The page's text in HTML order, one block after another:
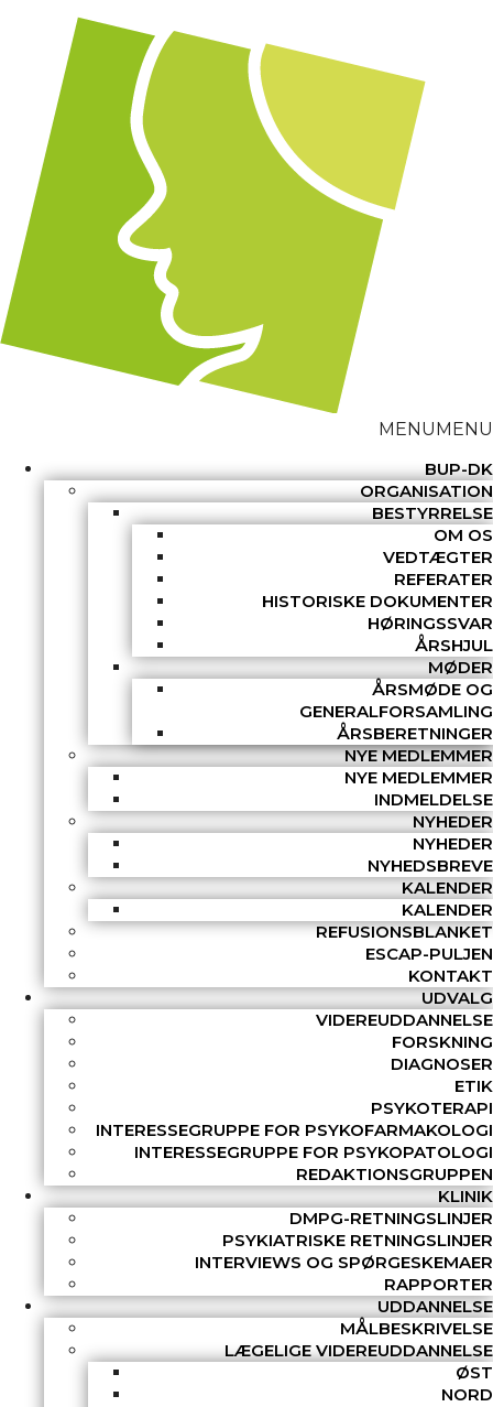
MENUMENU
BUP-DK
ORGANISATION
BESTYRRELSE
OM OS
VEDTÆGTER
REFERATER
HISTORISKE DOKUMENTER
HØRINGSSVAR
ÅRSHJUL
MØDER
ÅRSMØDE OG
GENERALFORSAMLING
ÅRSBERETNINGER
NYE MEDLEMMER
NYE MEDLEMMER
INDMELDELSE
NYHEDER
NYHEDER
NYHEDSBREVE
KALENDER
KALENDER
REFUSIONSBLANKET
ESCAP-PULJEN
KONTAKT
UDVALG
VIDEREUDDANNELSE
FORSKNING
DIAGNOSER
ETIK
PSYKOTERAPI
INTERESSEGRUPPE FOR PSYKOFARMAKOLOGI
INTERESSEGRUPPE FOR PSYKOPATOLOGI
REDAKTIONSGRUPPEN
KLINIK
DMPG-RETNINGSLINJER
PSYKIATRISKE RETNINGSLINJER
INTERVIEWS OG SPØRGESKEMAER
RAPPORTER
UDDANNELSE
MÅLBESKRIVELSE
LÆGELIGE VIDEREUDDANNELSE
ØST
NORD